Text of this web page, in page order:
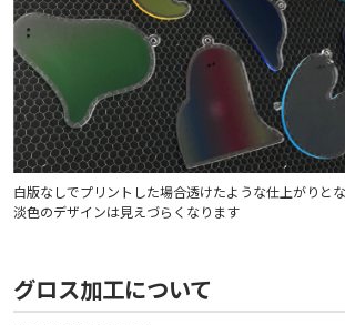
白版なしでプリントした場合透けたような仕上がりと
淡色のデザインは見えづらくなります
グロス加工について